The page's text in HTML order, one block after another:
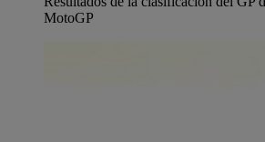
MotoGP